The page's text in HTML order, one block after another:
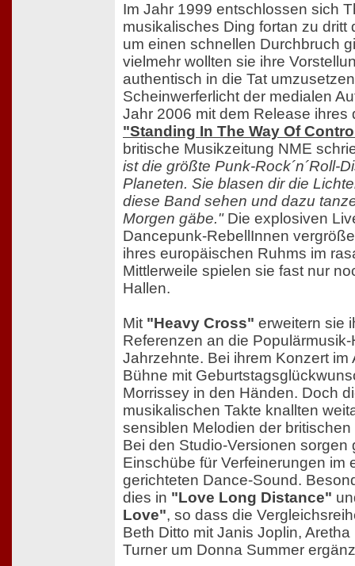
Im Jahr 1999 entschlossen sich
musikalisches Ding fortan zu dritt
um einen schnellen Durchbruch
vielmehr wollten sie ihre
authentisch in die Tat
Scheinwerferlicht der medialen
Jahr 2006 mit dem Release ihres
"Standing In The Way Of
britische Musikzeitung NME
ist die größte Punk-Rock´n´Roll-
Planeten. Sie blasen dir die
diese Band sehen und dazu
Morgen gäbe."Die explosiven
Dancepunk-RebellInnen
ihres europäischen Ruhms im
Mittlerweile spielen sie fast nur
Hallen.
Mit "Heavy Cross" erweitern sie
Referenzen an die
Jahrzehnte. Bei ihrem Konzert im
Bühne mit
Morrissey in den Händen. Doch
musikalischen Takte knallten
sensiblen Melodien der
Bei den Studio-Versionen sorgen
Einschübe für Verfeinerungen im
gerichteten Dance-Sound.
dies in "Love Long Distance"
Love", so dass die
Beth Ditto mit Janis Joplin,
Turner um Donna Summer